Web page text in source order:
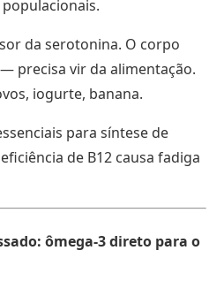
da serotonina. O corpo
precisa vir da alimentação.
iogurte, banana.
para síntese de
de B12 causa fadiga
ômega-3 direto para o